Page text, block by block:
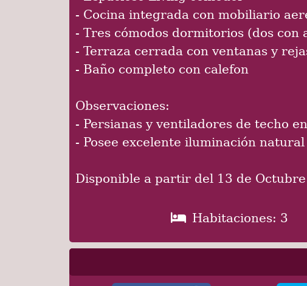
- Cocina integrada con mobiliario
- Tres cómodos dormitorios (dos con
- Terraza cerrada con ventanas y
- Baño completo con calefon
Observaciones:
- Persianas y ventiladores de techo
- Posee excelente iluminación
Disponible a partir del 13 de Octubre
Habitaciones: 3